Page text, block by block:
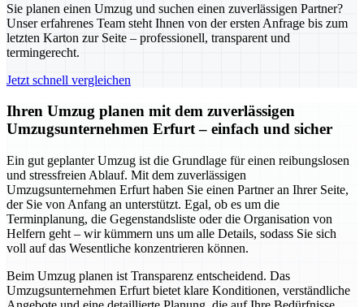
Sie planen einen Umzug und suchen einen zuverlässigen Partner?
Unser erfahrenes Team steht Ihnen von der ersten Anfrage bis zum
letzten Karton zur Seite – professionell, transparent und
termingerecht.
Jetzt schnell vergleichen
Ihren Umzug planen mit dem zuverlässigen
Umzugsunternehmen Erfurt – einfach und sicher
Ein gut geplanter Umzug ist die Grundlage für einen reibungslosen
und stressfreien Ablauf. Mit dem zuverlässigen
Umzugsunternehmen Erfurt haben Sie einen Partner an Ihrer Seite,
der Sie von Anfang an unterstützt. Egal, ob es um die
Terminplanung, die Gegenstandsliste oder die Organisation von
Helfern geht – wir kümmern uns um alle Details, sodass Sie sich
voll auf das Wesentliche konzentrieren können.
Beim Umzug planen ist Transparenz entscheidend. Das
Umzugsunternehmen Erfurt bietet klare Konditionen, verständliche